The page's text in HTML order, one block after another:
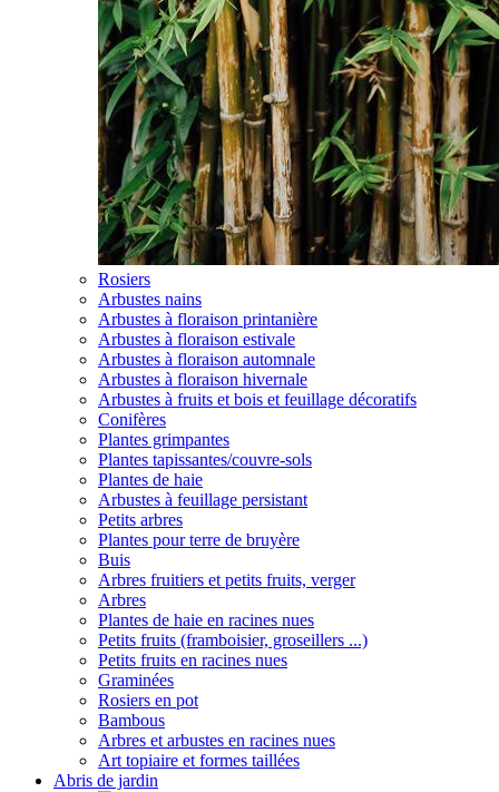
Rosiers
Arbustes nains
Arbustes à floraison printanière
Arbustes à floraison estivale
Arbustes à floraison automnale
Arbustes à floraison hivernale
Arbustes à fruits et bois et feuillage décoratifs
Conifères
Plantes grimpantes
Plantes tapissantes/couvre-sols
Plantes de haie
Arbustes à feuillage persistant
Petits arbres
Plantes pour terre de bruyère
Buis
Arbres fruitiers et petits fruits, verger
Arbres
Plantes de haie en racines nues
Petits fruits (framboisier, groseillers ...)
Petits fruits en racines nues
Graminées
Rosiers en pot
Bambous
Arbres et arbustes en racines nues
Art topiaire et formes taillées
Abris de jardin